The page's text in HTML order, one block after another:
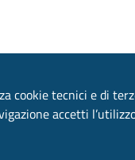
cookie tecnici e di
accetti